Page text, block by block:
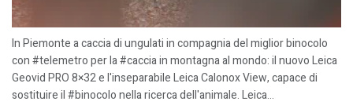
In Piemonte a caccia di ungulati in compagnia del miglior binocolo
con #telemetro per la #caccia in montagna al mondo: il nuovo Leica
Geovid PRO 8×32 e l'inseparabile Leica Calonox View, capace di
sostituire il #binocolo nella ricerca dell'animale. Leica...